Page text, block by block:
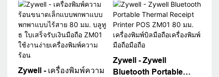
Zywell - เครื่องพิมพ์ความ
Zywell - Zywell
Bluetooth Portable